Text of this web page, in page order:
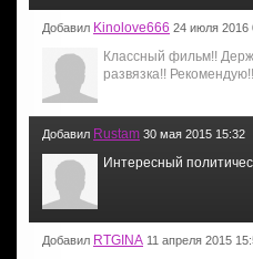
Добавил Kinolove666 24 июля 2016
Классный фильм!!
развязка!!
Добавил Rustam 30 мая 2015 15:32
Интересный
Добавил RTGINA 11 апреля 2015